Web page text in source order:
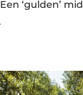
‘gulden’